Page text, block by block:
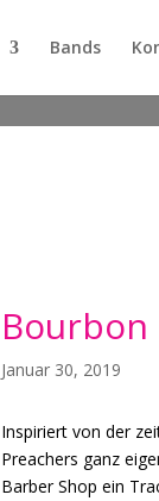
Bands
Bourbon
Januar 30, 2019
Inspiriert von der
Preachers ganz
Barber Shop ein